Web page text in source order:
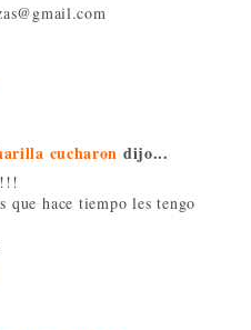
cucharon dijo...
que hace tiempo les tengo